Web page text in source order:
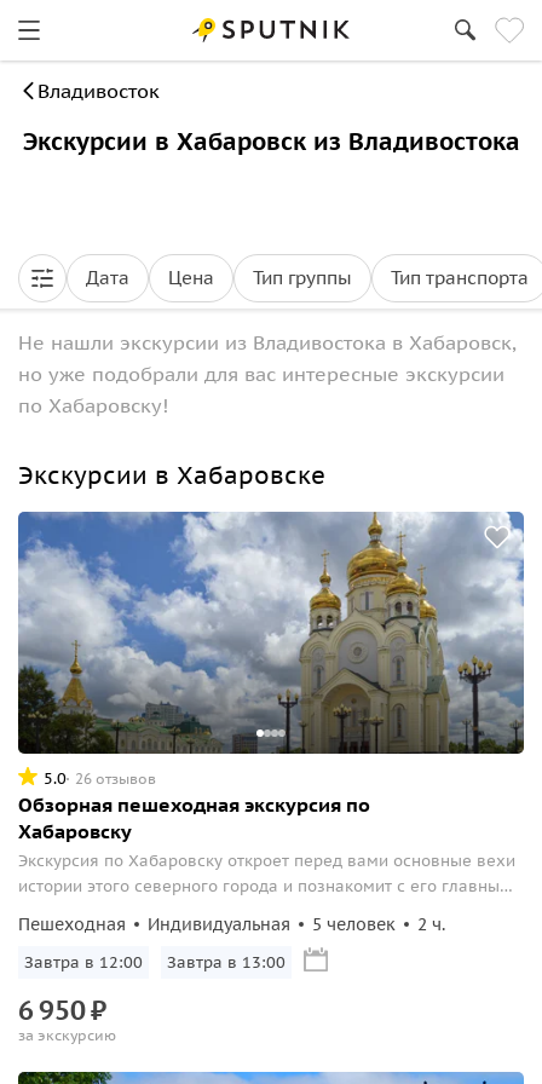
Владивосток
Экскурсии в Хабаровск из Владивостока
Дата Цена Тип группы Тип транспорта
Не нашли экскурсии из Владивостока в Хабаровск,
но уже подобрали для вас интересные экскурсии
по Хабаровску!
Экскурсии в Хабаровске
5.0 26 отзывов
Обзорная пешеходная экскурсия по
Хабаровску
Экскурсия по Хабаровску откроет перед вами основные вехи
истории этого северного города и познакомит с его главными
Пешеходная Индивидуальная 5 человек 2 ч.
Завтра в 12:00 Завтра в 13:00
6950₽
за экскурсию